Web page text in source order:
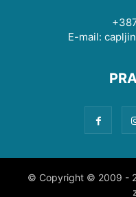
E-mail:
© Copyright © 2009 -